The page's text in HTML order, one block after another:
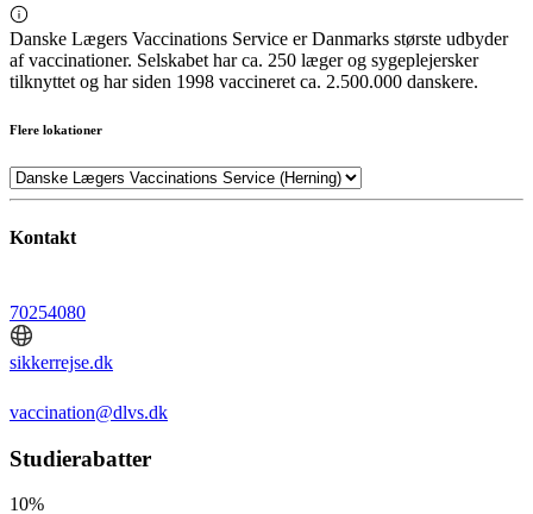
Danske Lægers Vaccinations Service er Danmarks største udbyder
af vaccinationer. Selskabet har ca. 250 læger og sygeplejersker
tilknyttet og har siden 1998 vaccineret ca. 2.500.000 danskere.
Flere lokationer
Kontakt
70254080
sikkerrejse.dk
vaccination@dlvs.dk
Studierabatter
10%